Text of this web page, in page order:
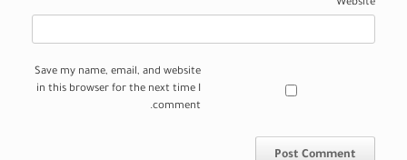
Website
Save my name, email, and website
in this browser for the next time I
comment.